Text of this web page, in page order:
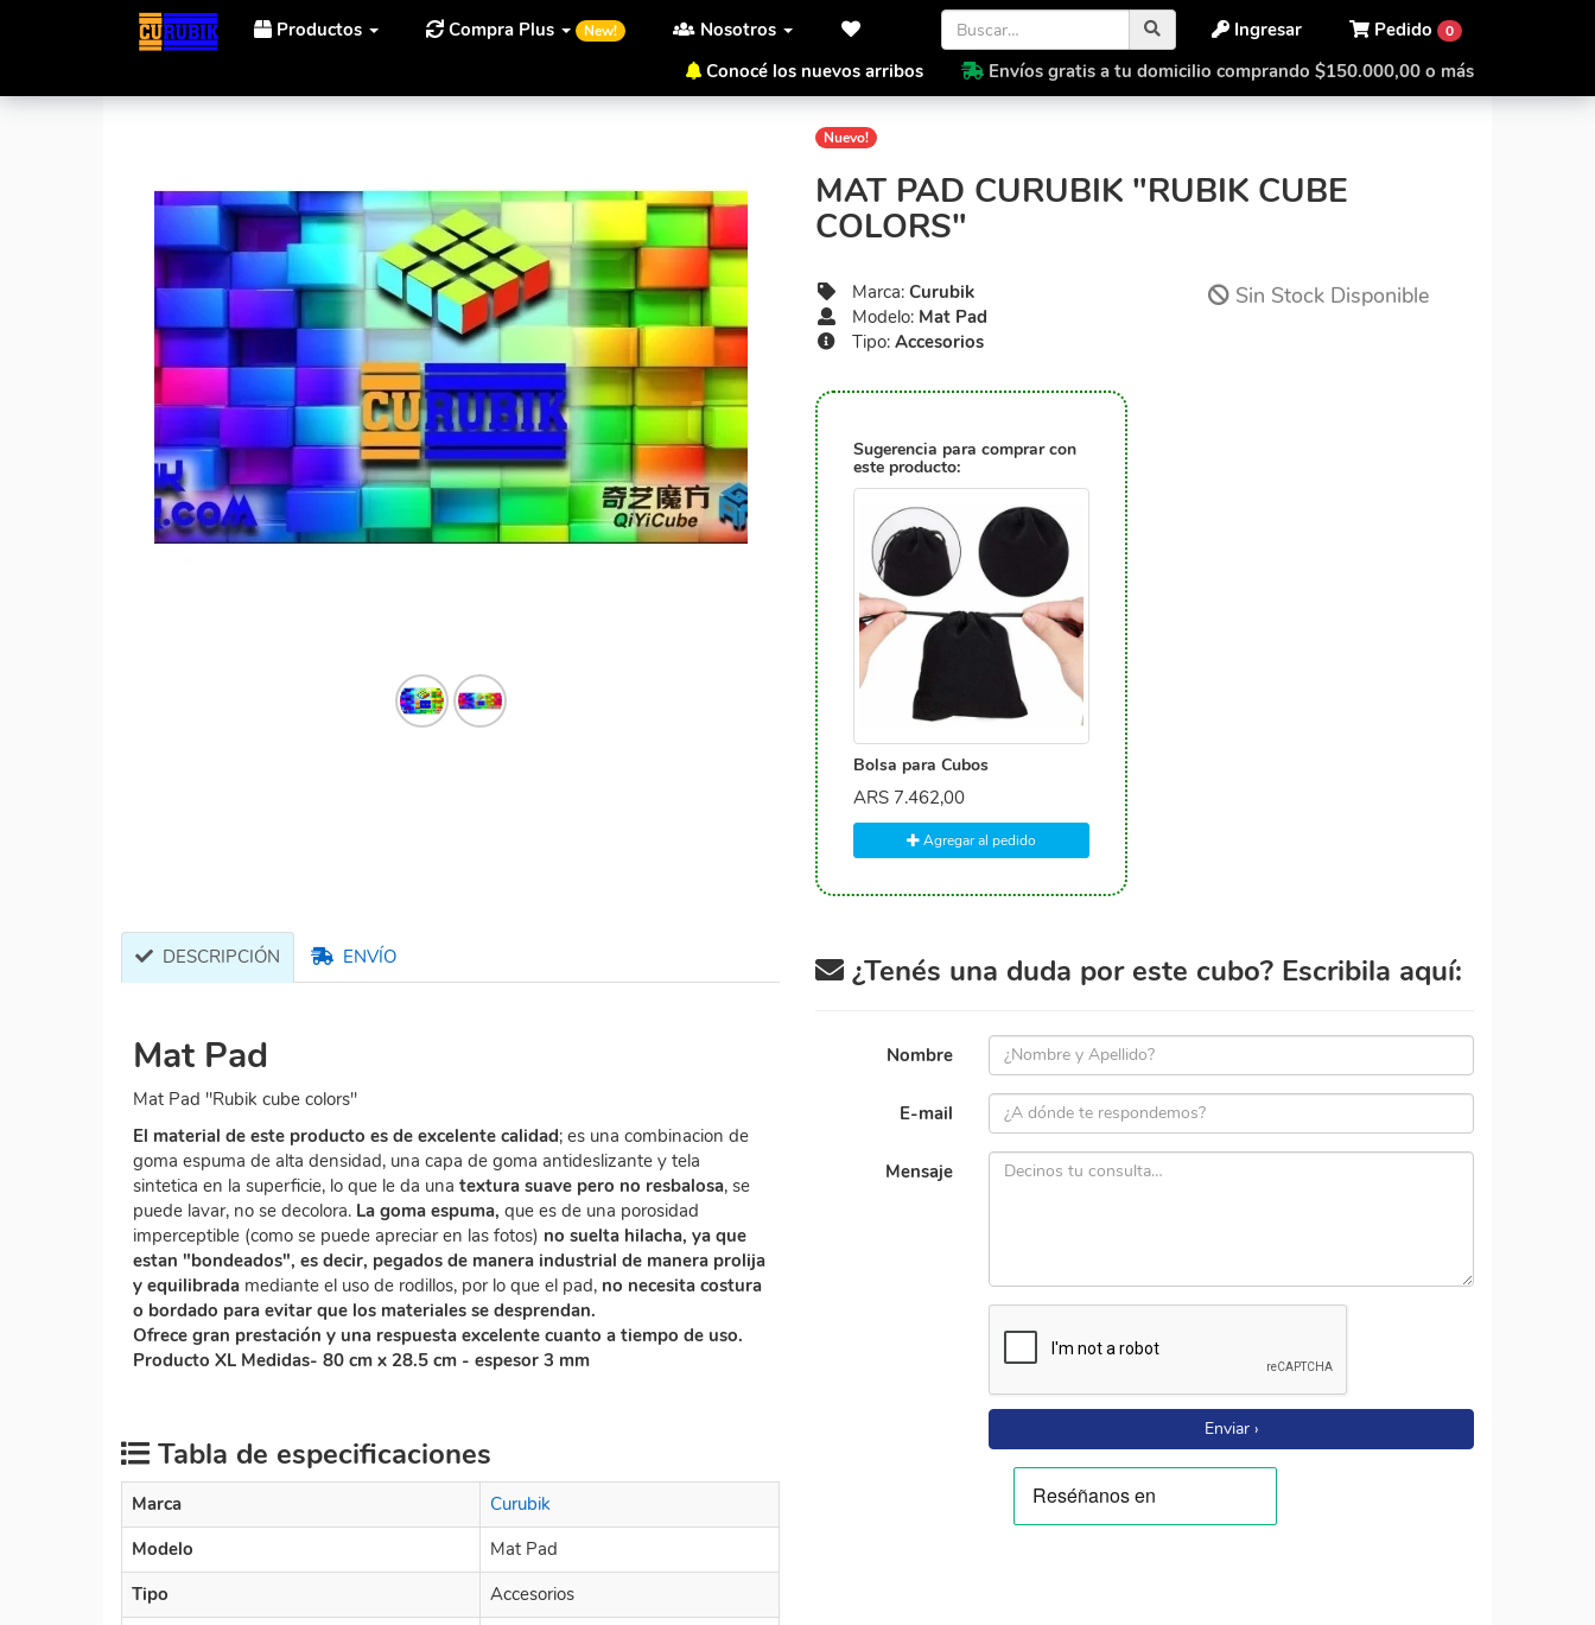
Productos Compra Plus New! Nosotros Pedido 0
Ingresar
Conocé los nuevos arribos
Envíos gratis a tu domicilio comprando $150.000,00 o más
Inicio Curubik Mat Pad Mat Pad Curubik "Rubik cube colors"
Nuevo!
MAT PAD CURUBIK "RUBIK CUBE
COLORS"
Marca: Curubik
Modelo: Mat Pad
Tipo: Accesorios
Sugerencia para comprar con
este producto:
Bolsa para Cubos
ARS 7.462,00
Agregar al pedido
Sin Stock Disponible
DESCRIPCIÓN ENVÍO
Mat Pad
Mat Pad "Rubik cube colors"
El material de este producto es de excelente calidad; es una combinacion de
goma espuma de alta densidad, una capa de goma antideslizante y tela
sintetica en la superficie, lo que le da una textura suave pero no resbalosa, se
puede lavar, no se decolora. La goma espuma, que es de una porosidad
imperceptible (como se puede apreciar en las fotos) no suelta hilacha, ya que
estan "bondeados", es decir, pegados de manera industrial de manera prolija
y equilibrada mediante el uso de rodillos, por lo que el pad, no necesita costura
o bordado para evitar que los materiales se desprendan.
Ofrece gran prestación y una respuesta excelente cuanto a tiempo de uso.
Producto XL Medidas- 80 cm x 28.5 cm - espesor 3 mm
Tabla de especificaciones
Marca
Curubik
Modelo
Mat Pad
Tipo
Accesorios
¿Tenés una duda por este cubo? Escribila aquí:
Nombre
E-mail
Mensaje
Enviar ›